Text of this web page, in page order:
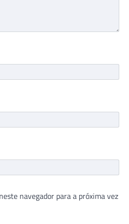
navegador para a próxima vez